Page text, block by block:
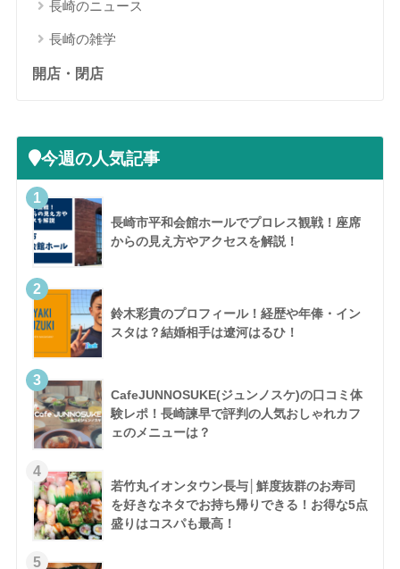
長崎のニュース
長崎の雑学
開店・閉店
今週の人気記事
長崎市平和会館ホールでプロレス観戦！座席
からの見え方やアクセスを解説！
鈴木彩貴のプロフィール！経歴や年俸・イン
スタは？結婚相手は遼河はるひ！
CafeJUNNOSUKE(ジュンノスケ)の口コミ体
験レポ！長崎諫早で評判の人気おしゃれカフ
ェのメニューは？
若竹丸イオンタウン長与│鮮度抜群のお寿司
を好きなネタでお持ち帰りできる！お得な5点
盛りはコスパも最高！